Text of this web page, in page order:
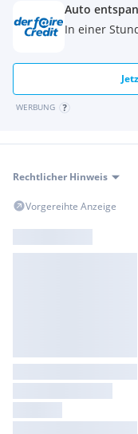
Auto
In einer
WERBUNG
Rechtlicher Hinweis
Vorgereihte Anzeige